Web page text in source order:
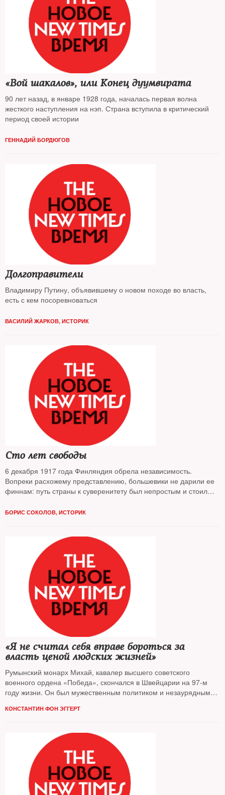
«Вой шакалов», или Конец дуумвирата
90 лет назад, в январе 1928 года, началась первая волна
жесткого наступления на нэп. Страна вступила в критический
период своей истории
ГЕННАДИЙ БОРДЮГОВ
Долгоправители
Владимиру Путину, объявившему о новом походе во власть,
есть с кем посоревноваться
ВАСИЛИЙ ЖАРКОВ, ИСТОРИК
Сто лет свободы
6 декабря 1917 года Финляндия обрела независимость.
Вопреки расхожему представлению, большевики не дарили ее
финнам: путь страны к суверенитету был непростым и стоил
БОРИС СОКОЛОВ, ИСТОРИК
«Я не считал себя вправе бороться за
власть ценой людских жизней»
Румынский монарх Михай, кавалер высшего советского
военного ордена «Победа», скончался в Швейцарии на 97-м
году жизни. Он был мужественным политиком и незаурядным
NT в 2010 году по случаю 70-летия своего вступления на
КОНСТАНТИН ФОН ЭГГЕРТ